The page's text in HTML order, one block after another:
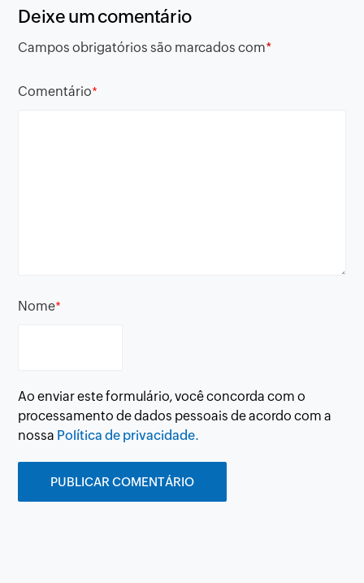
Deixe um comentário
Campos obrigatórios são marcados com*
Comentário*
Nome*
Ao enviar este formulário, você concorda com o
processamento de dados pessoais de acordo com a
nossa Política de privacidade.